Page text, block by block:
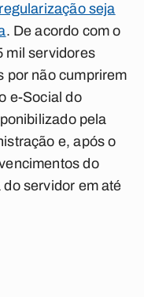
seja
. De acordo com o
mil servidores
por não cumprirem
e-Social do
pela
e, após o
do
servidor em até